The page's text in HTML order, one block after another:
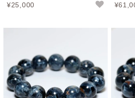
モース
ピーターサイトブレスレッ
ーストーン効果
¥25,000 ¥